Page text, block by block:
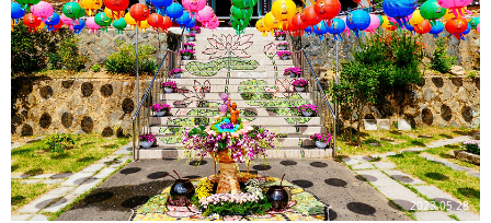
토요일이라 응급실에서 간단한 응급조치를 받고 월요일에 다시 병원을
방문해 X-RAY, MRI 등 기본 진료를 받은 후 상 우측 요골 원위부 골절
진단으로 수술을 진행했으며 관혈적 정복술 및 금속판을 이용한
내고정술을 시행해서 7…
2023.05.28